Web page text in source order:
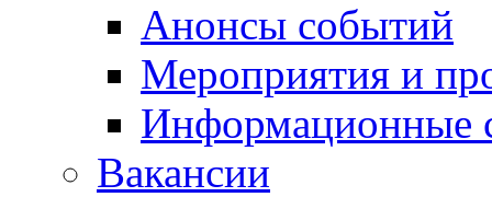
Анонсы событий
Мероприятия и
Информационные
Вакансии